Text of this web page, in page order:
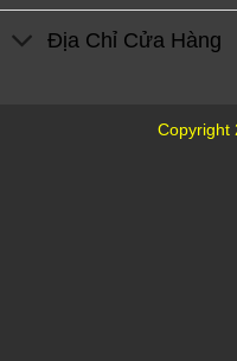
Địa Chỉ Cửa Hàng
Copyright